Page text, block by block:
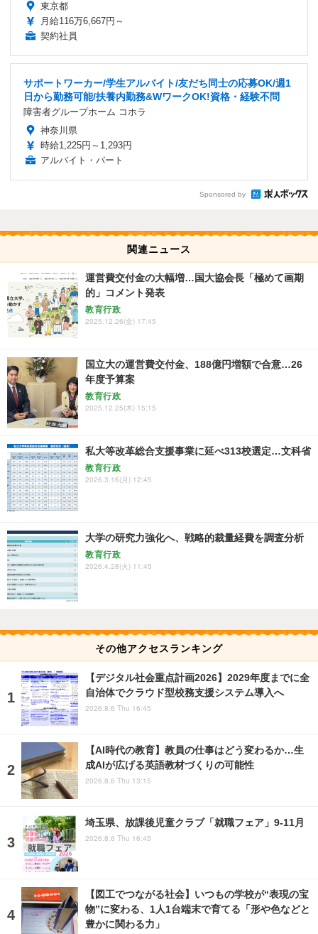
東京都
月給116万6,667円～
契約社員
サポートワーカー/学生アルバイト/友だち同士の応募OK/週1
日から勤務可能/扶養内勤務&WワークOK!資格・経験不問
障害者グループホーム コホラ
神奈川県
時給1,225円～1,293円
アルバイト・パート
Sponsored by
関連ニュース
運営費交付金の大幅増…国大協会長「極めて画期
的」コメント発表
教育行政
2025.12.26(金) 17:45
国立大の運営費交付金、188億円増額で合意…26
年度予算案
教育行政
2025.12.25(木) 15:15
私大等改革総合支援事業に延べ313校選定…文科省
教育行政
2026.3.16(月) 12:45
大学の研究力強化へ、戦略的裁量経費を調査分析
教育行政
2026.4.28(火) 11:45
その他アクセスランキング
【デジタル社会重点計画2026】2029年度までに全
自治体でクラウド型校務支援システム導入へ
2026.8.6 Thu 16:45
【AI時代の教育】教員の仕事はどう変わるか…生
成AIが広げる英語教材づくりの可能性
2026.8.6 Thu 13:15
埼玉県、放課後児童クラブ「就職フェア」9-11月
2026.8.6 Thu 16:45
【図工でつながる社会】いつもの学校が“表現の宝
物”に変わる、1人1台端末で育てる「形や色などと
豊かに関わる力」